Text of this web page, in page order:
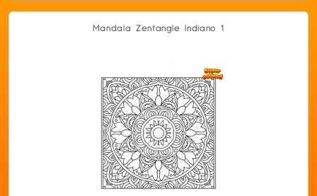
Mandala Zentangle Indiano 1